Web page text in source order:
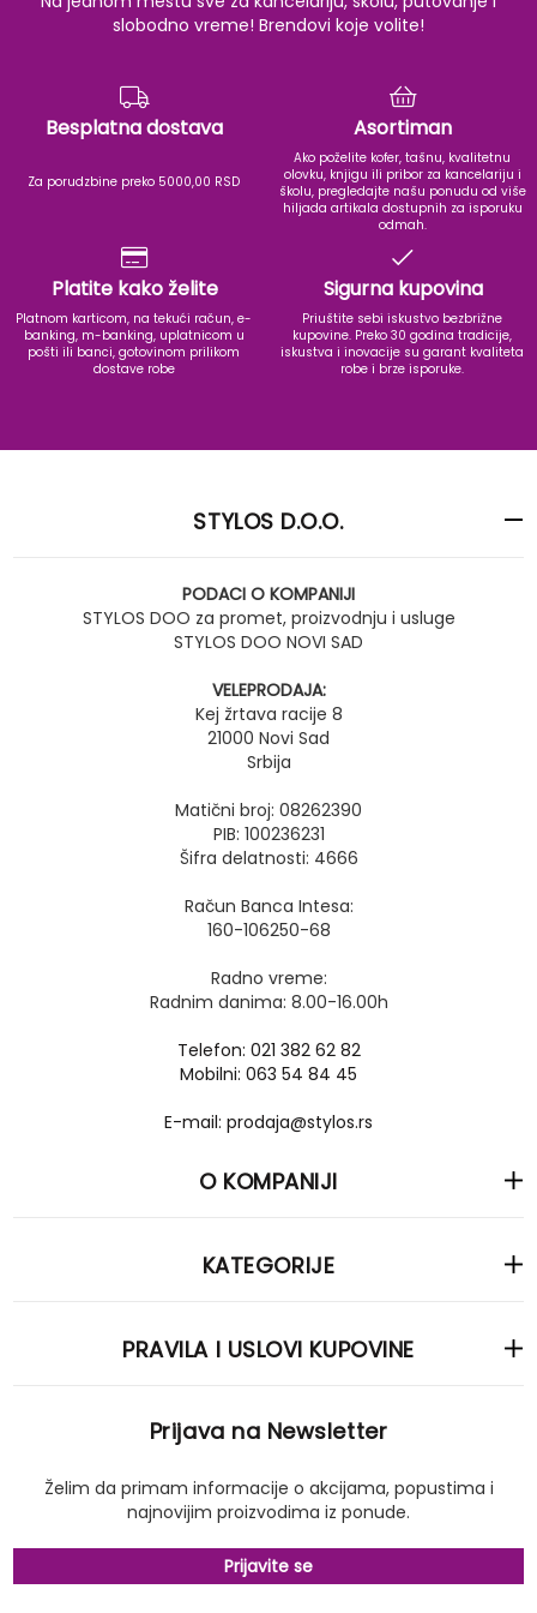
slobodno vreme! Brendovi koje volite!
Besplatna dostava
Za porudzbine preko 5000,00 RSD
Asortiman
Ako poželite kofer, tašnu, kvalitetnu
olovku, knjigu ili pribor za kancelariju i
školu, pregledajte našu ponudu od više
hiljada artikala dostupnih za isporuku
odmah.
Platite kako želite
Platnom karticom, na tekući račun, e-
banking, m-banking, uplatnicom u
pošti ili banci, gotovinom prilikom
dostave robe
Sigurna kupovina
Priuštite sebi iskustvo bezbrižne
kupovine. Preko 30 godina tradicije,
iskustva i inovacije su garant kvaliteta
robe i brze isporuke.
STYLOS D.O.O.
PODACI O KOMPANIJI
STYLOS DOO za promet, proizvodnju i usluge
STYLOS DOO NOVI SAD
VELEPRODAJA:
Kej žrtava racije 8
21000 Novi Sad
Srbija
Matični broj: 08262390
PIB: 100236231
Šifra delatnosti: 4666
Račun Banca Intesa:
160-106250-68
Radno vreme:
Radnim danima: 8.00-16.00h
Telefon: 021 382 62 82
Mobilni: 063 54 84 45
E-mail: prodaja@stylos.rs
O KOMPANIJI
KATEGORIJE
PRAVILA I USLOVI KUPOVINE
Prijava na Newsletter
Želim da primam informacije o akcijama, popustima i
najnovijim proizvodima iz ponude.
Prijavite se